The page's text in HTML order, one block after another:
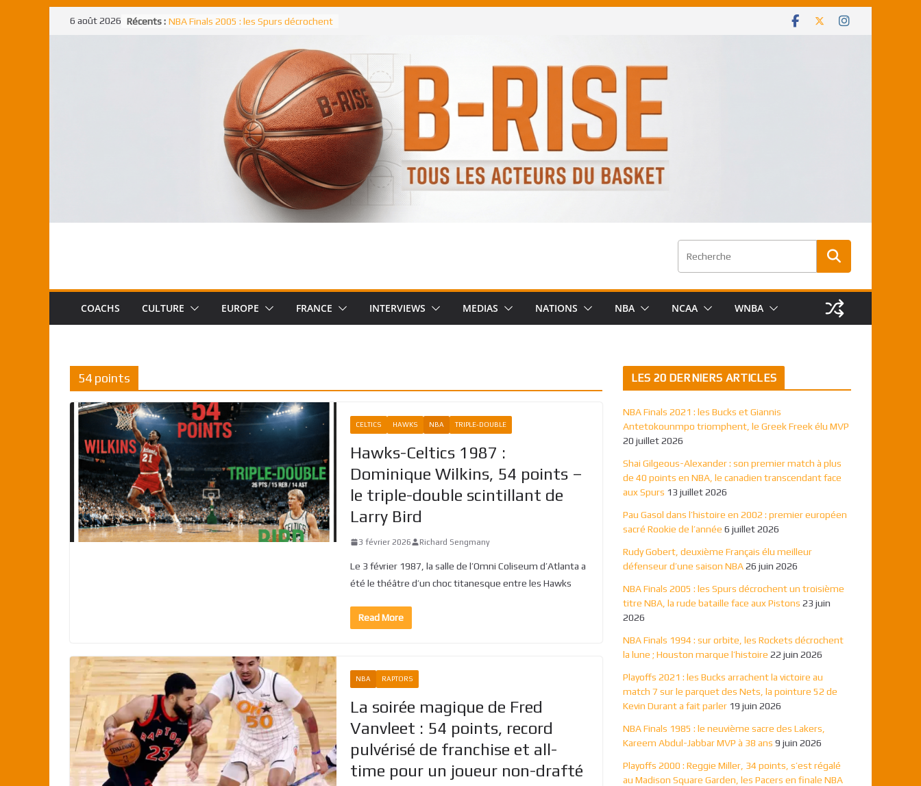
Passer6 août 2026 Récents : NBA Finals 2005 : les Spurs décrochent
NBA Finals 2021 : les Bucks et Giannis
Antetokounmpo triomphent, le Greek
Shai Gilgeous-Alexander : son premier
match à plus de 40 points en NBA, le
canadien transcendant face aux Spurs
Pau Gasol dans l’histoire en 2002 :
premier européen sacré Rookie de
Rudy Gobert, deuxième Français élu
meilleur défenseur d’une saison NBA
COACHS CULTURE EUROPE FRANCE INTERVIEWS MEDIAS NATIONS NBA NCAA WNBA
54 points
CELTICS HAWKS NBA TRIPLE-DOUBLE
Hawks-Celtics 1987 :
Dominique Wilkins, 54 points –
le triple-double scintillant de
Larry Bird
3 février 2026 Richard Sengmany
Le 3 février 1987, la salle de l’Omni Coliseum d’Atlanta a
été le théâtre d’un choc titanesque entre les Hawks
Read More
NBA RAPTORS
La soirée magique de Fred
Vanvleet : 54 points, record
pulvérisé de franchise et all-
time pour un joueur non-drafté
LES 20 DERNIERS ARTICLES
NBA Finals 2021 : les Bucks et Giannis
Antetokounmpo triomphent, le Greek Freek élu MVP
20 juillet 2026
Shai Gilgeous-Alexander : son premier match à plus
de 40 points en NBA, le canadien transcendant face
aux Spurs 13 juillet 2026
Pau Gasol dans l’histoire en 2002 : premier européen
sacré Rookie de l’année 6 juillet 2026
Rudy Gobert, deuxième Français élu meilleur
défenseur d’une saison NBA26 juin 2026
NBA Finals 2005 : les Spurs décrochent un troisième
titre NBA, la rude bataille face aux Pistons 23 juin
2026
NBA Finals 1994 : sur orbite, les Rockets décrochent
la lune ; Houston marque l’histoire 22 juin 2026
Playoffs 2021 : les Bucks arrachent la victoire au
match 7 sur le parquet des Nets, la pointure 52 de
Kevin Durant a fait parler 19 juin 2026
NBA Finals 1985 : le neuvième sacre des Lakers,
Kareem Abdul-Jabbar MVP à 38 ans 9 juin 2026
Playoffs 2000 : Reggie Miller, 34 points, s’est régalé
au Madison Square Garden, les Pacers en finale NBA